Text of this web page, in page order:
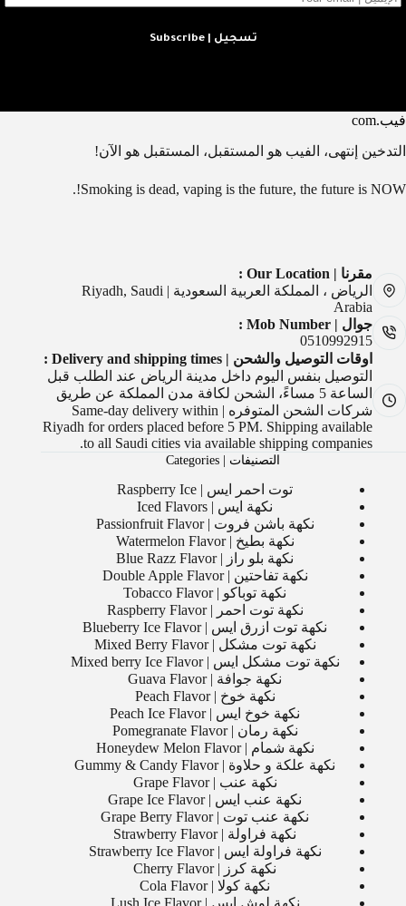
تسجيل | Subscribe
فيب.com
التدخين إنتهى، الفيب هو المستقبل، المستقبل هو الآن!
Smoking is dead, vaping is the future, the future is NOW!.
مقرنا | Our Location :
الرياض ، المملكة العربية السعودية | Riyadh, Saudi
Arabia
جوال | Mob Number :
0510992915
اوقات التوصيل والشحن | Delivery and shipping times :
التوصيل بنفس اليوم داخل مدينة الرياض عند الطلب قبل
الساعة 5 مساءً، الشحن لكافة مدن المملكة عن طريق
شركات الشحن المتوفره | Same-day delivery within
Riyadh for orders placed before 5 PM. Shipping available
to all Saudi cities via available shipping companies.
التصنيفات | Categories
توت احمر ايس | Raspberry Ice
نكهة ايس | Iced Flavors
نكهة باشن فروت | Passionfruit Flavor
نكهة بطيخ | Watermelon Flavor
نكهة بلو راز | Blue Razz Flavor
نكهة تفاحتين | Double Apple Flavor
نكهة توباكو | Tobacco Flavor
نكهة توت احمر | Raspberry Flavor
نكهة توت ازرق ايس | Blueberry Ice Flavor
نكهة توت مشكل | Mixed Berry Flavor
نكهة توت مشكل ايس | Mixed berry Ice Flavor
نكهة جوافة | Guava Flavor
نكهة خوخ | Peach Flavor
نكهة خوخ ايس | Peach Ice Flavor
نكهة رمان | Pomegranate Flavor
نكهة شمام | Honeydew Melon Flavor
نكهة علكة و حلاوة | Gummy & Candy Flavor
نكهة عنب | Grape Flavor
نكهة عنب ايس | Grape Ice Flavor
نكهة عنب توت | Grape Berry Flavor
نكهة فراولة | Strawberry Flavor
نكهة فراولة ايس | Strawberry Ice Flavor
نكهة كرز | Cherry Flavor
نكهة كولا | Cola Flavor
نكهة لوش ايس | Lush Ice Flavor